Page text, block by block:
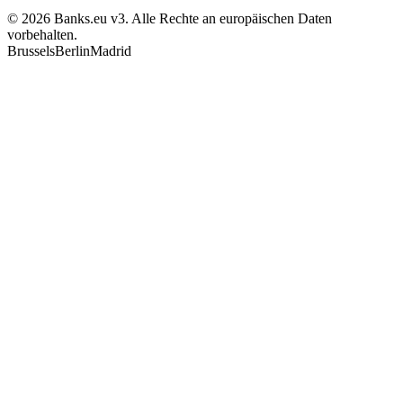
© 2026 Banks.eu v3. Alle Rechte an europäischen Daten
vorbehalten.
BrusselsBerlinMadrid